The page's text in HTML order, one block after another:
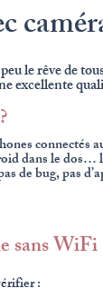
le rêve de
excellente
dans le dos…
de bug, pas
sans WiFi
: